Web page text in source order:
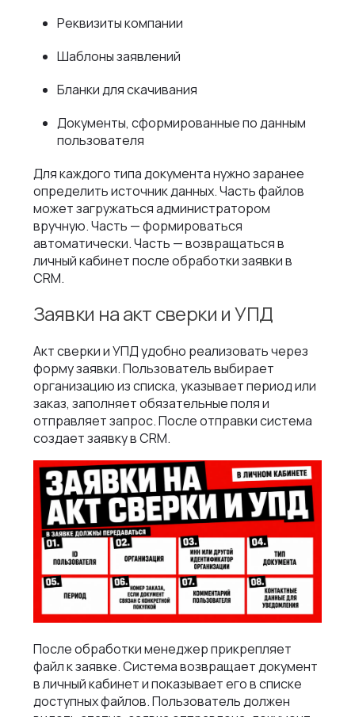
Реквизиты компании
Шаблоны заявлений
Бланки для скачивания
Документы, сформированные по данным
пользователя
Для каждого типа документа нужно заранее
определить источник данных. Часть файлов
может загружаться администратором
вручную. Часть — формироваться
автоматически. Часть — возвращаться в
личный кабинет после обработки заявки в
CRM.
Заявки на акт сверки и УПД
Акт сверки и УПД удобно реализовать через
форму заявки. Пользователь выбирает
организацию из списка, указывает период или
заказ, заполняет обязательные поля и
отправляет запрос. После отправки система
создает заявку в CRM.
После обработки менеджер прикрепляет
файл к заявке. Система возвращает документ
в личный кабинет и показывает его в списке
доступных файлов. Пользователь должен